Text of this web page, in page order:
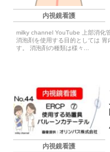
内視鏡看護
milky channel YouTube 上部消化
消泡剤を使用する目的としては
す。 消泡剤の種類は様々...
内視鏡看護